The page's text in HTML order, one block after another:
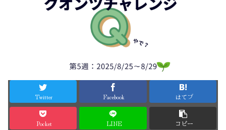
Twitter Facebook はてブ
Pocket LINE コピー